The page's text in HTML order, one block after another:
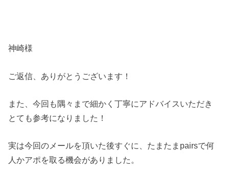
神崎様
ご返信、ありがとうございます！
また、今回も隅々まで細かく丁寧にアドバイスいただき
とても参考になりました！
実は今回のメールを頂いた後すぐに、たまたまpairsで何
人かアポを取る機会がありました。